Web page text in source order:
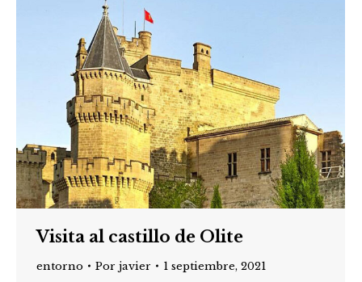
Visita al castillo de Olite
entorno Por javier 1 septiembre, 2021